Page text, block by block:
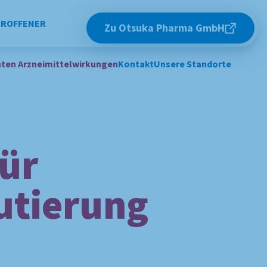
Zu Otsuka Pharma GmbH
ArzneimittelwirkungenKontaktUnsere Standorte